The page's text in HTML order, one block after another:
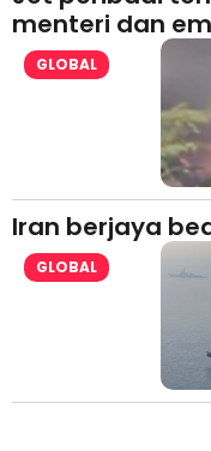
menteri dan
GLOBAL
Iran berjaya
GLOBAL